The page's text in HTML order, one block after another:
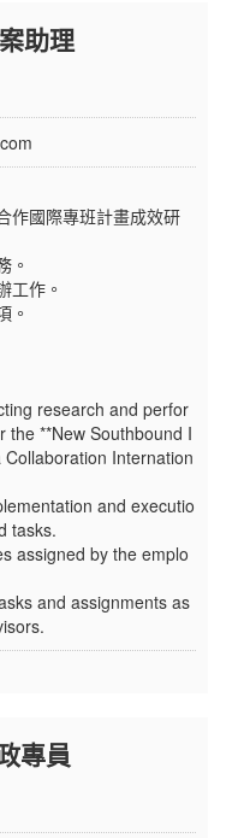
助理
作國際專班計畫成效研
。
工作。
。
research and perfor
the **New Southbound I
Internation
and executio
tasks.
assigned by the emplo
and assignments as
專員